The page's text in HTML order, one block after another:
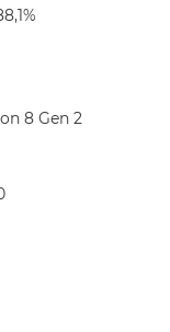
8 Gen 2